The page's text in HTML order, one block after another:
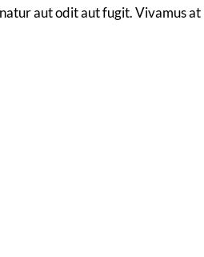
aut odit aut fugit. Vivamus